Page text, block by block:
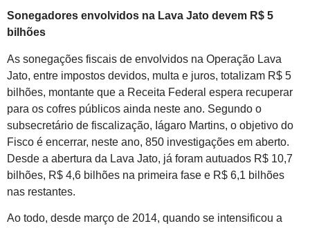
Sonegadores envolvidos na Lava Jato devem R$ 5
bilhões
As sonegações fiscais de envolvidos na Operação Lava
Jato, entre impostos devidos, multa e juros, totalizam R$ 5
bilhões, montante que a Receita Federal espera recuperar
para os cofres públicos ainda neste ano. Segundo o
subsecretário de fiscalização, Iágaro Martins, o objetivo do
Fisco é encerrar, neste ano, 850 investigações em aberto.
Desde a abertura da Lava Jato, já foram autuados R$ 10,7
bilhões, R$ 4,6 bilhões na primeira fase e R$ 6,1 bilhões
nas restantes.
Ao todo, desde março de 2014, quando se intensificou a